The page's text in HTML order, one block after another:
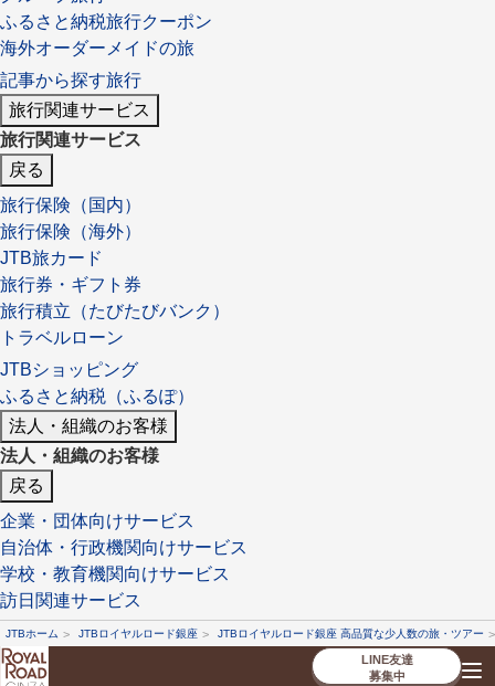
ふるさと納税旅行クーポン
海外オーダーメイドの旅
記事から探す旅行
旅行関連サービス
旅行関連サービス
戻る
旅行保険（国内）
旅行保険（海外）
JTB旅カード
旅行券・ギフト券
旅行積立（たびたびバンク）
トラベルローン
JTBショッピング
ふるさと納税（ふるぽ）
法人・組織のお客様
法人・組織のお客様
戻る
企業・団体向けサービス
自治体・行政機関向けサービス
学校・教育機関向けサービス
訪日関連サービス
JTBホーム JTBロイヤルロード銀座 JTBロイヤルロード銀座 高品質な少人数の旅・ツアー
LINE友達
募集中